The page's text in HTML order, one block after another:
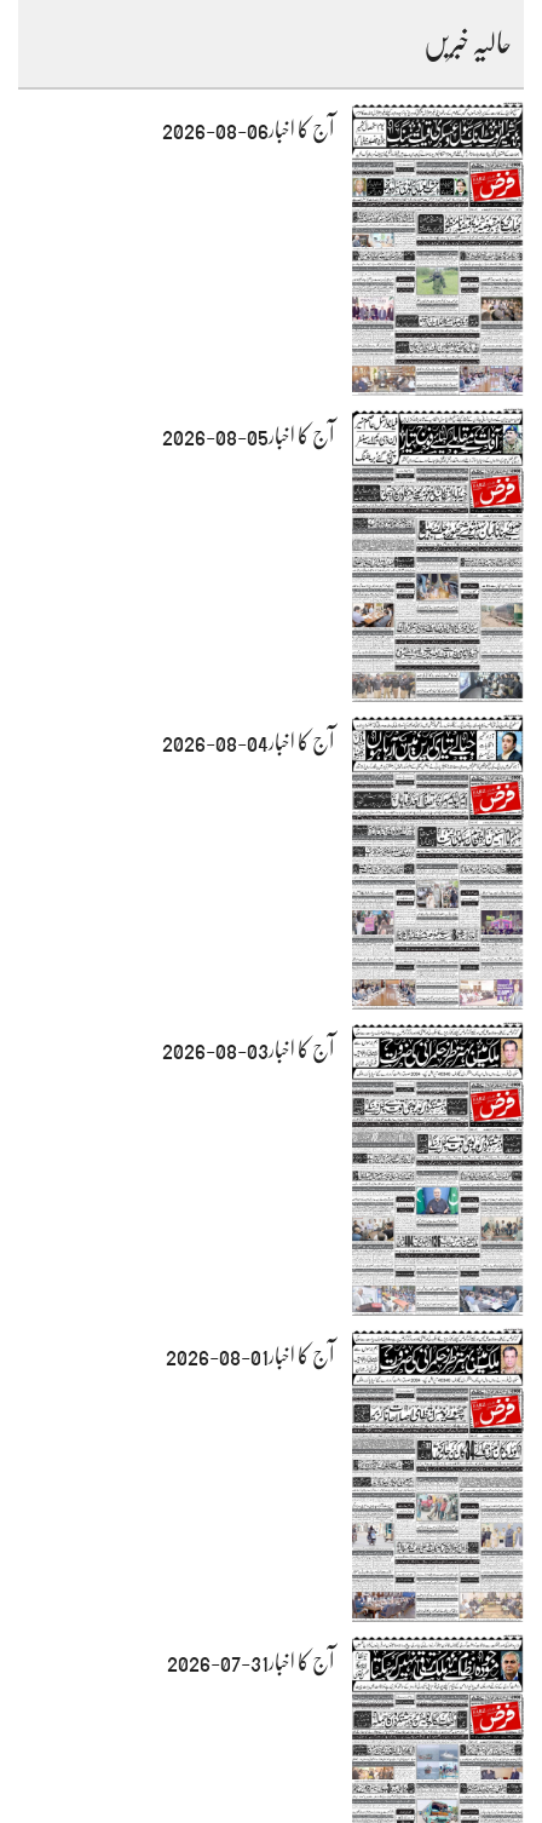
حالیہ خبریں
آج کا اخبار06-08-2026
آج کا اخبار05-08-2026
آج کا اخبار04-08-2026
آج کا اخبار03-08-2026
آج کا اخبار01-08-2026
آج کا اخبار31-07-2026